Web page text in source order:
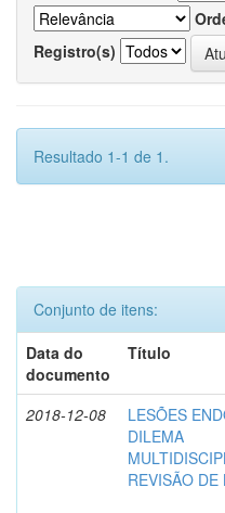
Registro(s)
Resultado 1-1 de 1.
Conjunto de itens:
Data do
documento
Título
2018-12-08
LESÕES
DILEMA
REVISÃO DE